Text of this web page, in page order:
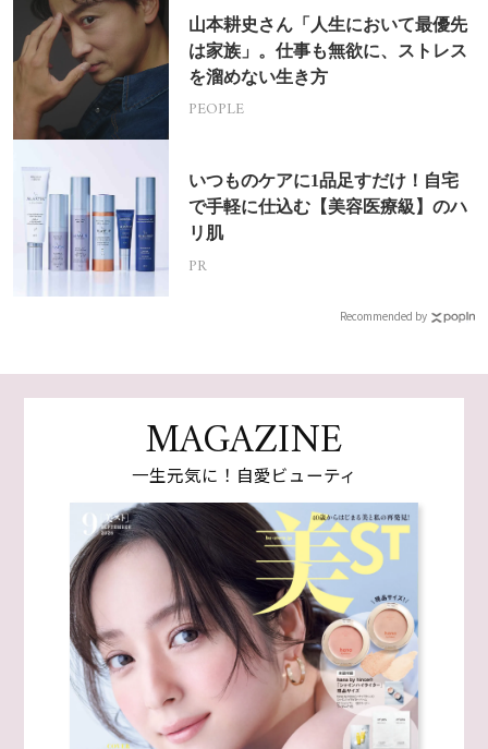
山本耕史さん「人生において最優先
は家族」。仕事も無欲に、ストレス
を溜めない生き方
PEOPLE
いつものケアに1品足すだけ！自宅
で手軽に仕込む【美容医療級】のハ
リ肌
PR
Recommended by
MAGAZINE
一生元気に！自愛ビューティ